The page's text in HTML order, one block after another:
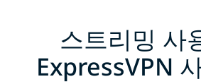
스트리밍 사
ExpressVPN